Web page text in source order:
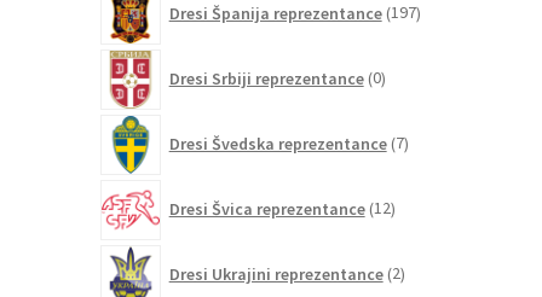
Dresi Španija reprezentance 197izdelkov
Dresi Srbiji reprezentance 0izdelkov
Dresi Švedska reprezentance 7izdelkov
Dresi Švica reprezentance 12izdelkov
Dresi Ukrajini reprezentance 2izdelka